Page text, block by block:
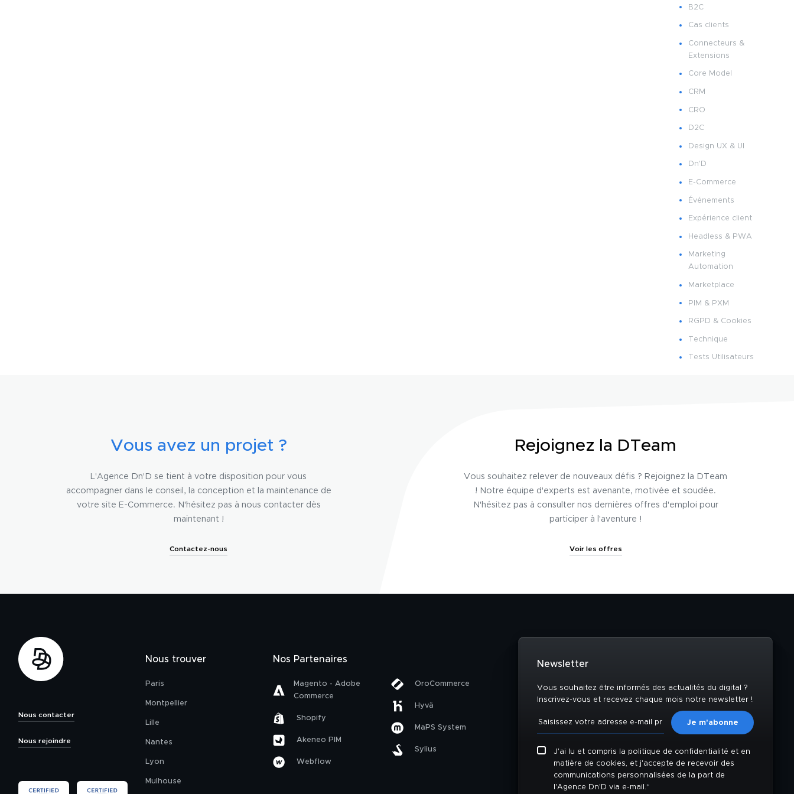
B2C
Cas clients
Connecteurs &
Extensions
Core Model
CRM
CRO
D2C
Design UX & UI
Dn'D
E-Commerce
Événements
Expérience client
Headless & PWA
Marketing
Automation
Marketplace
PIM & PXM
RGPD & Cookies
Technique
Tests Utilisateurs
Vous avez un projet ?
L'Agence Dn'D se tient à votre disposition pour vous
accompagner dans le conseil, la conception et la maintenance de
votre site E-Commerce. N'hésitez pas à nous contacter dès
maintenant !
Contactez-nous
Rejoignez la DTeam
Vous souhaitez relever de nouveaux défis ? Rejoignez la DTeam
! Notre équipe d'experts est avenante, motivée et soudée.
N'hésitez pas à consulter nos dernières offres d'emploi pour
participer à l'aventure !
Voir les offres
Nous contacter
Nous rejoindre
Nous trouver
Paris
Montpellier
Lille
Nantes
Lyon
Mulhouse
Nos Partenaires
Magento - Adobe
Commerce
Shopify
Akeneo PIM
Webflow
OroCommerce
Hyvä
MaPS System
Sylius
Newsletter
Vous souhaitez être informés des actualités du digital ?
Inscrivez-vous et recevez chaque mois notre newsletter !
J'ai lu et compris la politique de confidentialité et en
matière de cookies, et j'accepte de recevoir des
communications personnalisées de la part de
l'Agence Dn'D via e-mail.*